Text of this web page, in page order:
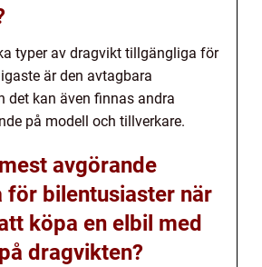
typer av dragvikt tillgängliga för
är den avtagbara
det kan även finnas andra
på modell och tillverkare.
avgörande
för bilentusiaster när
köpa en elbil med
dragvikten?